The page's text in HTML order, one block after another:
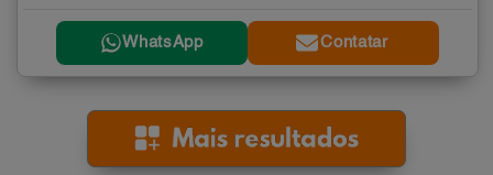
WhatsApp Contatar